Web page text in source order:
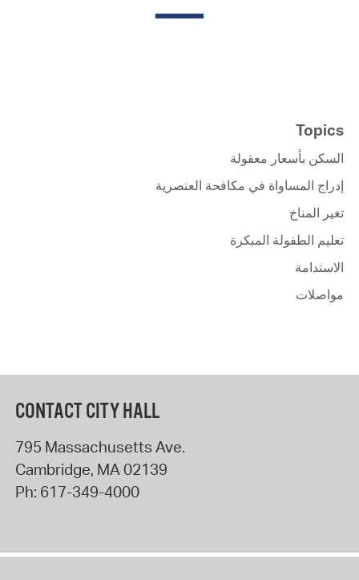
Topics
السكن بأسعار معقولة
إدراج المساواة في مكافحة العنصرية
تغير المناخ
تعليم الطفولة المبكرة
الاستدامة
مواصلات
CONTACT CITY HALL
795 Massachusetts Ave.
Cambridge, MA02139
Ph: 617-349-4000